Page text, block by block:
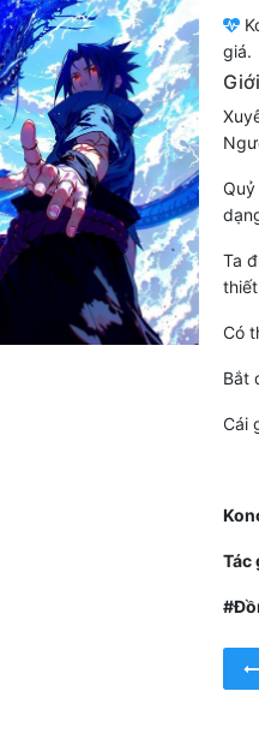
giá.
Quỷ
Ta
Có
Bắt
Cái
Tác